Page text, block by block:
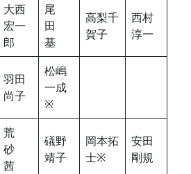
大西
宏一
郎
尾
田
基
高梨千
賀子
西村
淳一
羽田
尚子
松嶋
一成
※
荒
砂
茜
礒野
靖子
岡本拓
士※
安田
剛規